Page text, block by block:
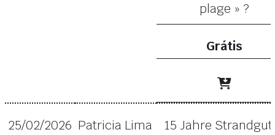
plage » ?
Grátis
25/02/2026 Patricia Lima
15 Jahre